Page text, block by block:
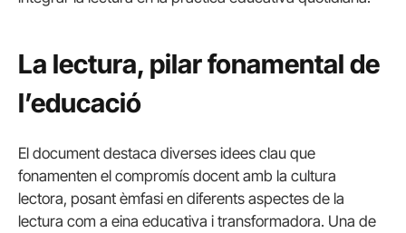
La lectura, pilar fonamental de
l’educació
El document destaca diverses idees clau que
fonamenten el compromís docent amb la cultura
lectora, posant èmfasi en diferents aspectes de la
lectura com a eina educativa i transformadora. Una de